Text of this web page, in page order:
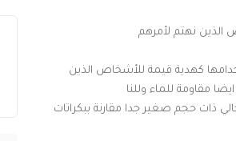
كهدية قيمة للأشخاص الذين
ملمم تعد الكراتة الرجالي ذات حجم صغير جدا مقارنة ببكراتات